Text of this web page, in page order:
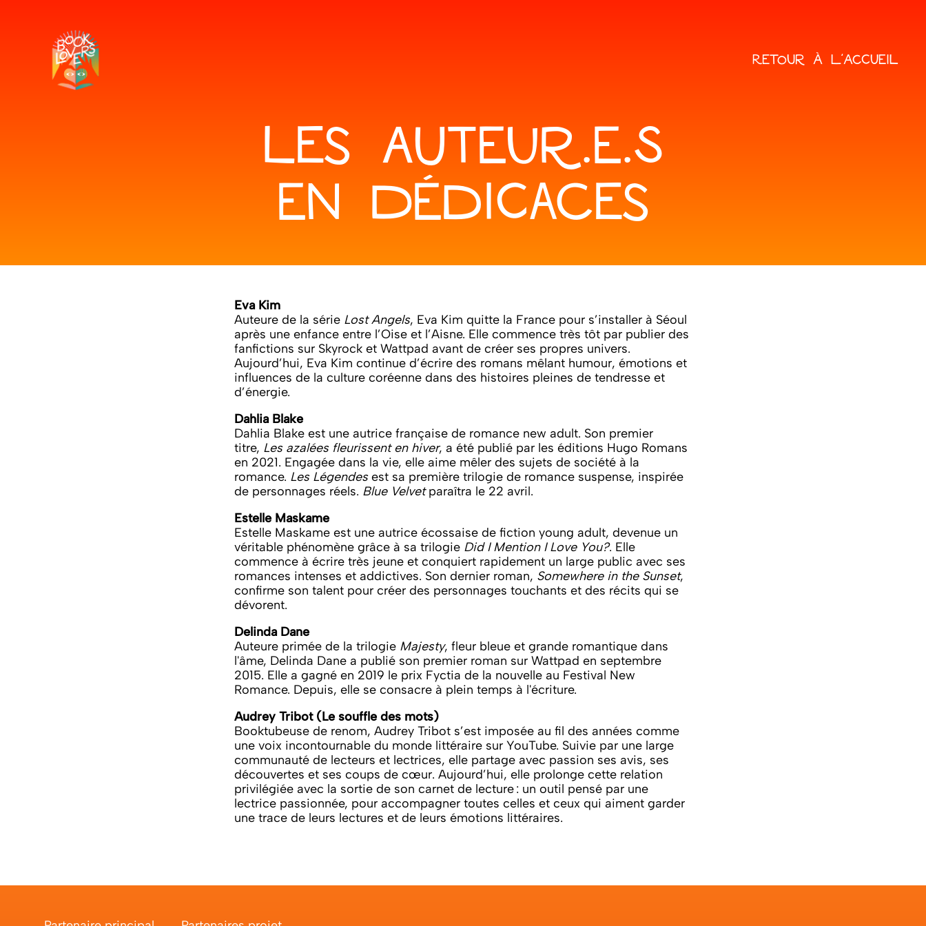
RETOUR À L'ACCUEIL
LES AUTEUR.E.S
EN DÉDICACES
Eva Kim
Auteure de la série Lost Angels, Eva Kim quitte la France pour s’installer à Séoul
après une enfance entre l’Oise et l’Aisne. Elle commence très tôt par publier des
fanfictions sur Skyrock et Wattpad avant de créer ses propres univers.
Aujourd’hui, Eva Kim continue d’écrire des romans mêlant humour, émotions et
influences de la culture coréenne dans des histoires pleines de tendresse et
d’énergie.
Dahlia Blake
Dahlia Blake est une autrice française de romance new adult. Son premier
titre, Les azalées fleurissent en hiver, a été publié par les éditions Hugo Romans
en 2021. Engagée dans la vie, elle aime mêler des sujets de société à la
romance. Les Légendesest sa première trilogie de romance suspense, inspirée
de personnages réels. Blue Velvetparaîtra le 22 avril.
Estelle Maskame
Estelle Maskame est une autrice écossaise de fiction young adult, devenue un
véritable phénomène grâce à sa trilogie Did I Mention I Love You?. Elle
commence à écrire très jeune et conquiert rapidement un large public avec ses
romances intenses et addictives. Son dernier roman, Somewhere in the Sunset,
confirme son talent pour créer des personnages touchants et des récits qui se
dévorent.
Delinda Dane
Auteure primée de la trilogie Majesty, fleur bleue et grande romantique dans
l'âme, Delinda Dane a publié son premier roman sur Wattpad en septembre
2015. Elle a gagné en 2019 le prix Fyctia de la nouvelle au Festival New
Romance. Depuis, elle se consacre à plein temps à l'écriture.
Audrey Tribot (Le souffle des mots)
Booktubeuse de renom, Audrey Tribot s’est imposée au fil des années comme
une voix incontournable du monde littéraire sur YouTube. Suivie par une large
communauté de lecteurs et lectrices, elle partage avec passion ses avis, ses
découvertes et ses coups de cœur. Aujourd’hui, elle prolonge cette relation
privilégiée avec la sortie de son carnet de lecture : un outil pensé par une
lectrice passionnée, pour accompagner toutes celles et ceux qui aiment garder
une trace de leurs lectures et de leurs émotions littéraires.